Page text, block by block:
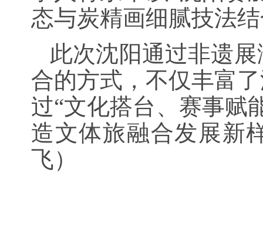
态与炭精画细腻技法
此次沈阳通过非遗
合的方式，不仅丰富
过“文化搭台、赛事赋
造文体旅融合发展新
飞）